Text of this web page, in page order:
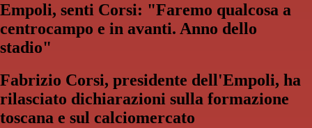
Empoli, senti Corsi: "Faremo qualcosa a
centrocampo e in avanti. Anno dello
stadio"
Fabrizio Corsi, presidente dell'Empoli, ha
rilasciato dichiarazioni sulla formazione
toscana e sul calciomercato